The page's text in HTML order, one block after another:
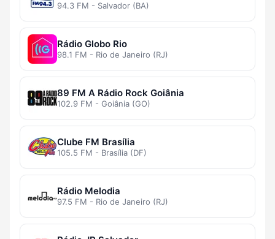
94.3 FM - Salvador (BA)
Rádio Globo Rio
98.1 FM - Rio de Janeiro (RJ)
89 FM A Rádio Rock Goiânia
102.9 FM - Goiânia (GO)
Clube FM Brasília
105.5 FM - Brasília (DF)
Rádio Melodia
97.5 FM - Rio de Janeiro (RJ)